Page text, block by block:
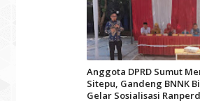
Anggota DPRD Sumut
Sitepu, Gandeng BNNK
Gelar Sosialisasi